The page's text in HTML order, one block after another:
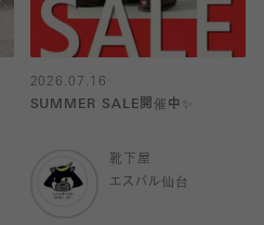
2026.07.16
SUMMER SALE開催中✨
靴下屋
エスパル仙台